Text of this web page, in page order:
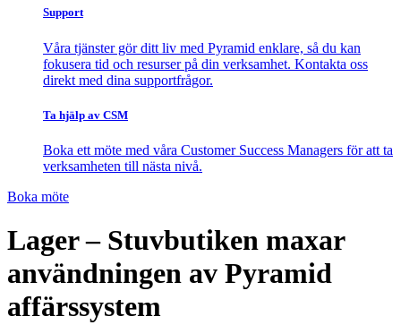
Support
Våra tjänster gör ditt liv med Pyramid enklare, så du kan
fokusera tid och resurser på din verksamhet. Kontakta oss
direkt med dina supportfrågor.
Ta hjälp av CSM
Boka ett möte med våra Customer Success Managers för att ta
verksamheten till nästa nivå.
Boka möte
Lager – Stuvbutiken maxar
användningen av Pyramid
affärssystem